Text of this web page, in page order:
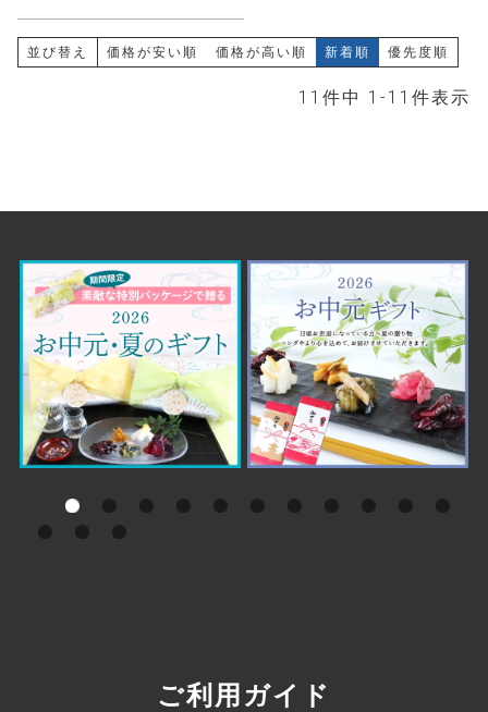
並び替え 価格が安い順 価格が高い順 新着順 優先度順
11 件中 1 - 11 件表示
ご利用ガイド